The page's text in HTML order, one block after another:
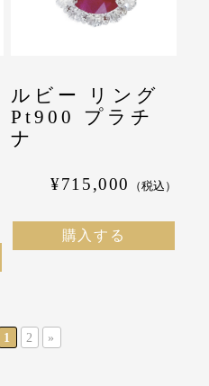
ルビー リング
Pt900 プラチ
ナ
¥715,000 （税込）
購入する
1 2 »